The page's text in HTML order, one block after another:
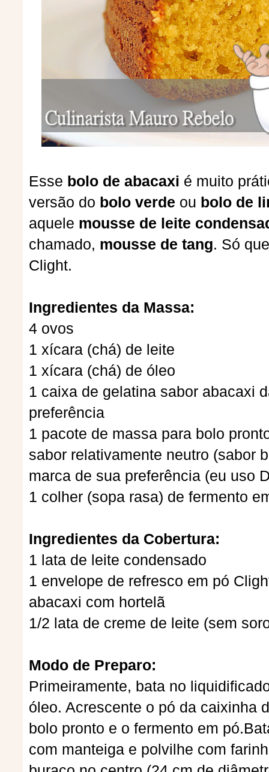
Esse bolo de abacaxi é muito
versão do bolo verde ou bolo de
aquele mousse de leite
chamado, mousse de tang. Só
Clight.
Ingredientes da Massa:
4 ovos
1 xícara (chá) de leite
1 xícara (chá) de óleo
1 caixa de gelatina sabor abacaxi
preferência
1 pacote de massa para bolo
sabor relativamente neutro (sabor
marca de sua preferência (eu uso
1 colher (sopa rasa) de fermento
Ingredientes da Cobertura:
1 lata de leite condensado
1 envelope de refresco em pó
abacaxi com hortelã
1/2 lata de creme de leite (sem
Modo de Preparo:
Primeiramente, bata no
óleo. Acrescente o pó da caixinha
bolo pronto e o fermento em
com manteiga e polvilhe com